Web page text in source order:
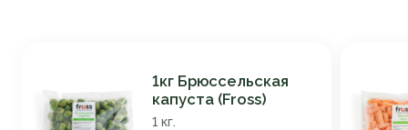
1кг Брюссельская
капуста (Fross)
1 кг.